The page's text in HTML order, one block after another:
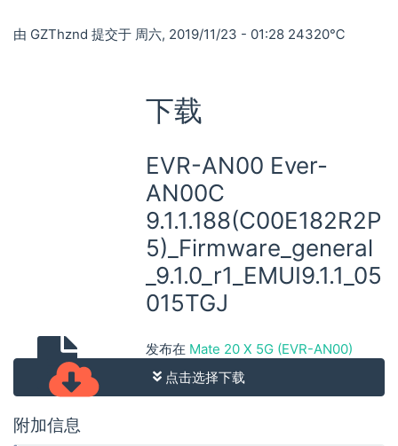
由 GZThznd 提交于 周六, 2019/11/23 - 01:28 24320℃
下载
EVR-AN00 Ever-
AN00C
9.1.1.188(C00E182R2P
5)_Firmware_general
_9.1.0_r1_EMUI9.1.1_05
015TGJ
发布在 Mate 20 X 5G (EVR-AN00)
点击选择下载
附加信息